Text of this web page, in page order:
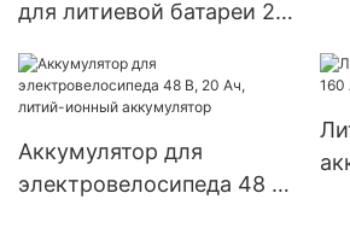
для литиевой батареи 24
Зарядное устройство
для гольф-мобиля
Lifepo4
Аккумулятор для
электровелосипеда 48 В,